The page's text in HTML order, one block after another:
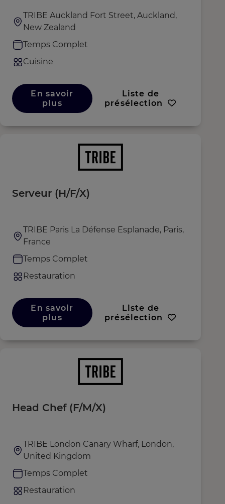
TRIBE Auckland Fort Street, Auckland,
New Zealand
Temps Complet
Cuisine
En savoir
plus
Liste de
présélection
Serveur (H/F/X)
TRIBE Paris La Défense Esplanade, Paris,
France
Temps Complet
Restauration
En savoir
plus
Liste de
présélection
Head Chef (F/M/X)
TRIBE London Canary Wharf, London,
United Kingdom
Temps Complet
Restauration